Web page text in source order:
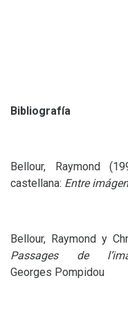
Bibliografía
Bellour, Raymond
castellana: Entre
Bellour, Raymond y
Passages de
Georges Pompidou